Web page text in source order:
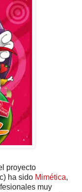
proyecto
ha sido Mimética,
muy